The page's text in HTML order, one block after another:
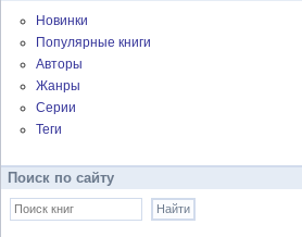
Новинки
Популярные книги
Авторы
Жанры
Серии
Теги
Поиск по сайту